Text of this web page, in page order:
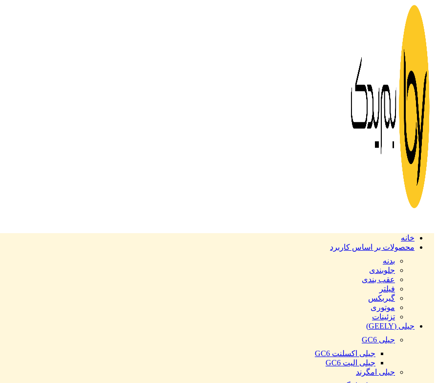
خانه
محصولات بر اساس کاربرد
بدنه
جلوبندی
عقب بندی
فیلتر
گیربکس
موتوری
تزئینات
جیلی (GEELY)
جیلی GC6
جیلی اکسلنت GC6
جیلی الیت GC6
جیلی امگرند